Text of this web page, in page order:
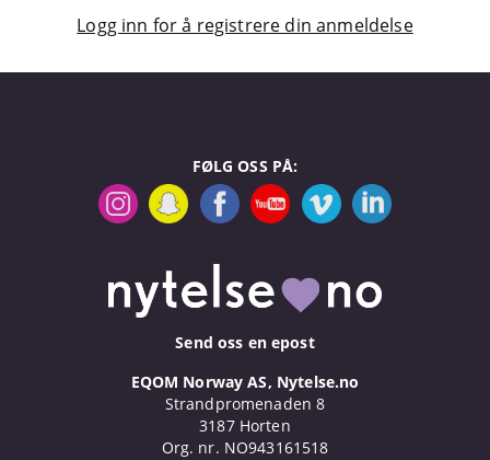
Logg inn for å registrere din anmeldelse
FØLG OSS PÅ:
Send oss en epost
EQOM Norway AS, Nytelse.no
Strandpromenaden 8
3187 Horten
Org. nr. NO943161518